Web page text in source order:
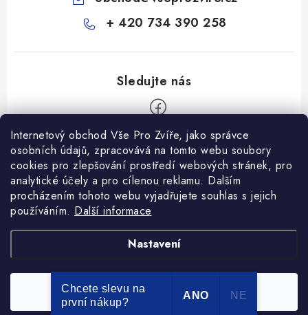
Internetový obchod Vše Pro Zvíře, jako správce
osobních údajů, zpracovává na tomto webu soubory
cookies pro zlepšování prostředí webových stránek, pro
analytické účely a pro cílenou reklamu. Dalším
procházením tohoto webu vyjadřujete souhlas s jejich
používáním. Další informace
Nastavení
Souhlasím
+ 420 734 390 258
Informace pro Vás
Ceník dopravy
Kontakty
Obchodní podmínky
Podmínky ochrany osobních údajů
Heuréka recenze
Vytvořil Shoptet Premium
Copyright 2026Vše Pro Zvíře . Všechna práva vyhrazena.
Chcete slevu na
první nákup?
ANO NE